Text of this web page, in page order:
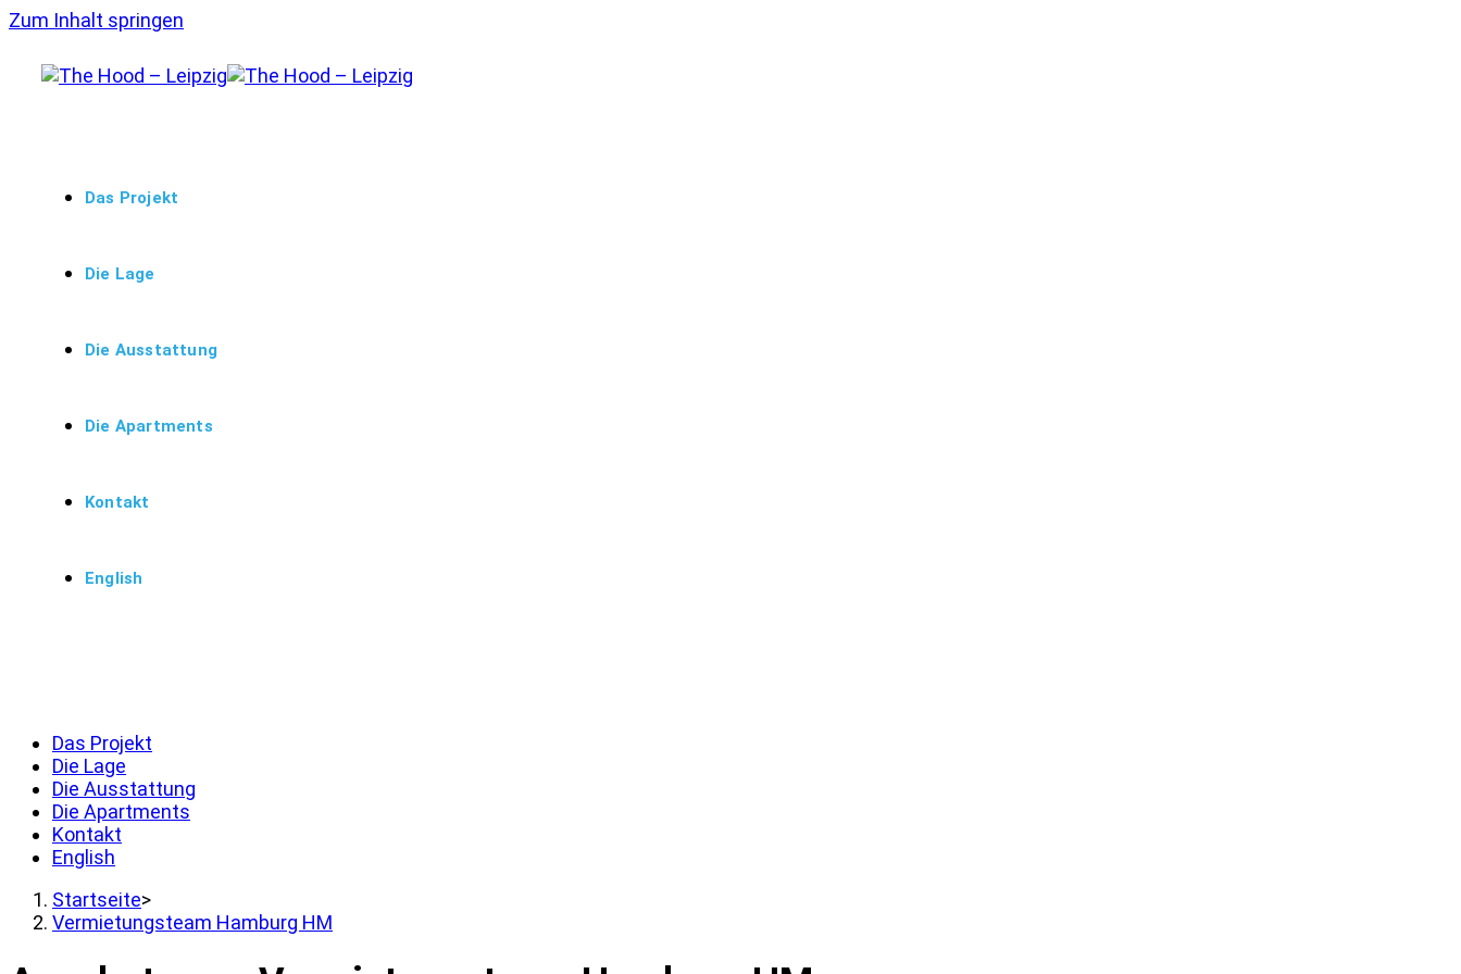
Zum Inhalt springen
Das Projekt
Die Lage
Die Ausstattung
Die Apartments
Kontakt
English
Das Projekt
Die Lage
Die Ausstattung
Die Apartments
Kontakt
English
Startseite>
Vermietungsteam Hamburg HM